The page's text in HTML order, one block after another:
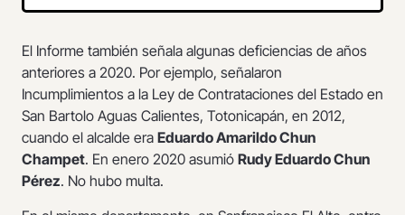
El Informe también señala algunas deficiencias de años
anteriores a 2020. Por ejemplo, señalaron
Incumplimientos a la Ley de Contrataciones del Estado en
San Bartolo Aguas Calientes, Totonicapán, en 2012,
cuando el alcalde era Eduardo Amarildo Chun
Champet. En enero 2020 asumió Rudy Eduardo Chun
Pérez. No hubo multa.